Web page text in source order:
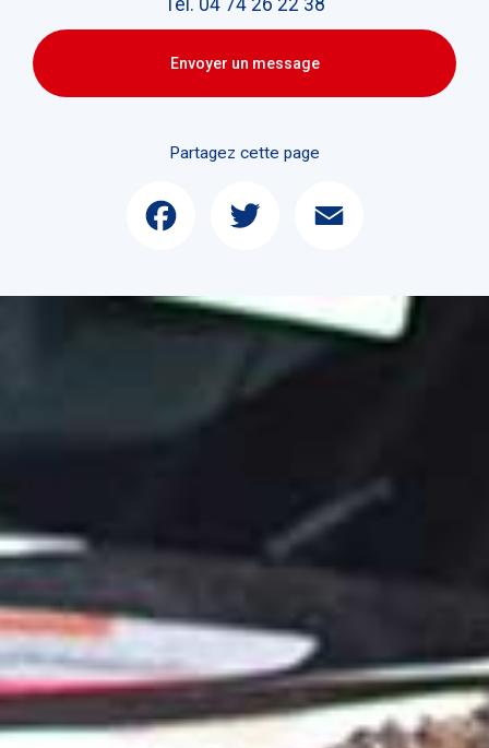
Envoyer un message
Partagez cette page